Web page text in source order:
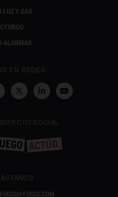
LUZ Y GAS
ALARMAS
EN REDES
SOCIAL